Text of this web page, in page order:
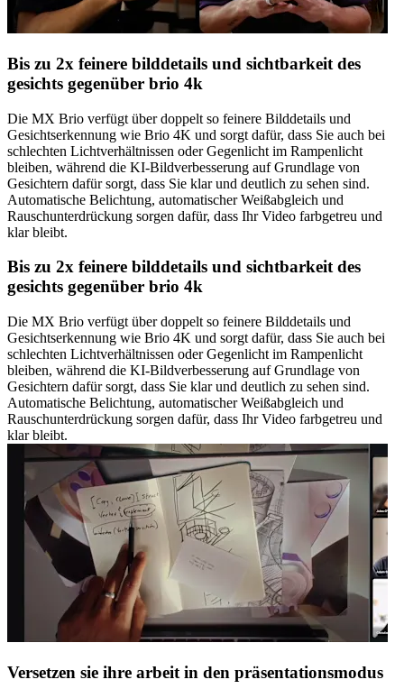
Bis zu 2x feinere bilddetails und sichtbarkeit des
gesichts gegenüber brio 4k
Die MX Brio verfügt über doppelt so feinere Bilddetails und
Gesichtserkennung wie Brio 4K und sorgt dafür, dass Sie auch bei
schlechten Lichtverhältnissen oder Gegenlicht im Rampenlicht
bleiben, während die KI-Bildverbesserung auf Grundlage von
Gesichtern dafür sorgt, dass Sie klar und deutlich zu sehen sind.
Automatische Belichtung, automatischer Weißabgleich und
Rauschunterdrückung sorgen dafür, dass Ihr Video farbgetreu und
klar bleibt.
Bis zu 2x feinere bilddetails und sichtbarkeit des
gesichts gegenüber brio 4k
Die MX Brio verfügt über doppelt so feinere Bilddetails und
Gesichtserkennung wie Brio 4K und sorgt dafür, dass Sie auch bei
schlechten Lichtverhältnissen oder Gegenlicht im Rampenlicht
bleiben, während die KI-Bildverbesserung auf Grundlage von
Gesichtern dafür sorgt, dass Sie klar und deutlich zu sehen sind.
Automatische Belichtung, automatischer Weißabgleich und
Rauschunterdrückung sorgen dafür, dass Ihr Video farbgetreu und
klar bleibt.
Versetzen sie ihre arbeit in den präsentationsmodus